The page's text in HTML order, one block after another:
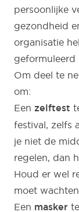
persoonlijke
gezondheid
organisatie
geformuleerd
Om deel te
om:
Een zelftest
festival, zelfs
je niet de
regelen, dan
Houd er wel
moet
Een masker